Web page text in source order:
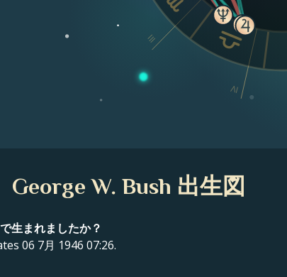
III
IV
George W. Bush 出生図
生まれましたか？
06 7月 1946 07:26.